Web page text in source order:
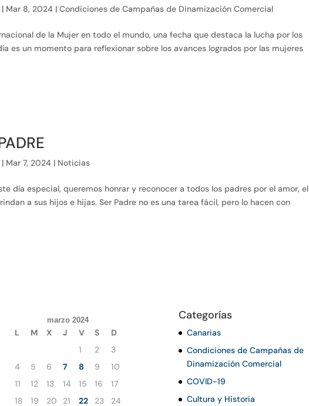
| Mar 8, 2024 |Condiciones de Campañas de Dinamización Comercial
de la Mujer en todo el mundo, una fecha que destaca la lucha por los
es un momento para reflexionar sobre los avances logrados por las mujeres
| Mar 7, 2024 | Noticias
día especial, queremos honrar y reconocer a todos los padres por el amor, el
a sus hijos e hijas. Ser Padre no es una tarea fácil, pero lo hacen con
marzo 2024
L M X J V S
D
1
2
3
4
5 6 7 8 9
10
11
12 13 14 15 16
17
18
19 20 21 22 23 24
Categorías
Canarias
Condiciones de Campañas de
Dinamización Comercial
COVID-19
Cultura y Historia